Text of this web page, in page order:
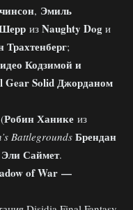
, Эмиль
из Naughty Dog и
Трахтенберг;
Кодзимой и
Gear Solid Джорданом
Робин Ханике из
BattlegroundsБрендан
Эли Саймет.
of War —